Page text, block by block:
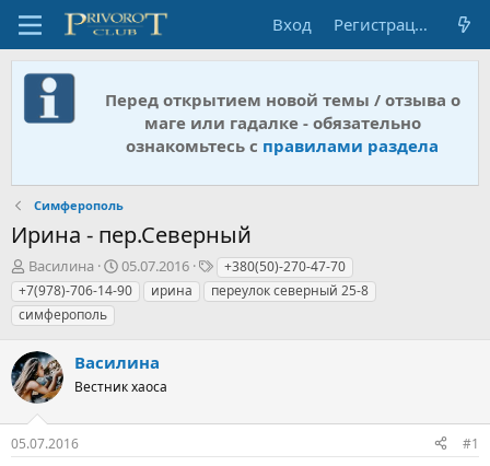
Вход Регистрация
Перед открытием новой темы / отзыва о
маге или гадалке - обязательно
ознакомьтесь с правилами раздела
Симферополь
Ирина - пер.Северный
А
в
т
о
т
е
м
ы
Василина
Д
а
т
а
ч
л
05.07.2016
Т
е
г
+380(50)-270-47-70
+7(978)-706-14-90
ирина
переулок северный 25-8
симферополь
Василина
Вестник хаоса
05.07.2016 #1